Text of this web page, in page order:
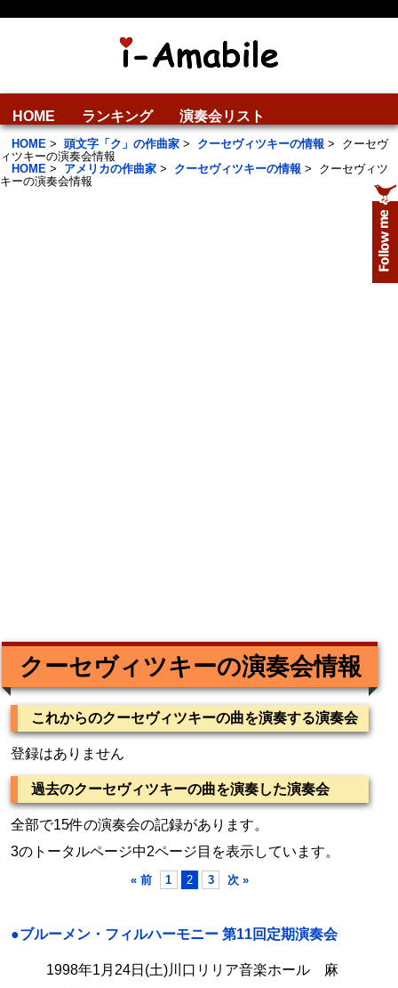
HOME ランキング 演奏会リスト
HOME > 頭文字「ク」の作曲家 > クーセヴィツキーの情報 > クーセヴ
ィツキーの演奏会情報
HOME > アメリカの作曲家 > クーセヴィツキーの情報 > クーセヴィツ
キーの演奏会情報
クーセヴィツキーの演奏会情報
これからのクーセヴィツキーの曲を演奏する演奏会
登録はありません
過去のクーセヴィツキーの曲を演奏した演奏会
全部で15件の演奏会の記録があります。
3のトータルページ中2ページ目を表示しています。
« 前 1 2 3 次 »
●ブルーメン・フィルハーモニー 第11回定期演奏会
1998年1月24日(土)川口リリア音楽ホール 麻